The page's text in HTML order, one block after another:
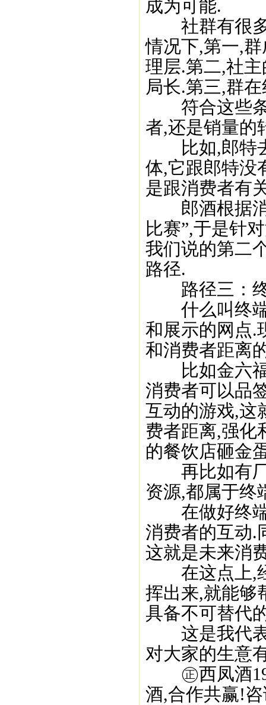
成为可能.
社群有很多
情况下,第一,
理层.第二,社
局长.第三,群
符合这些条
者,还是销量的
比如,郎特去
体,它跟郎特没
是跟消费者有
郎酒根据消
比赛”,于是针
我们说的第二
路径.
路径三：终
什么叫终端
和展示的网点.
和消费者距离
比如金六福
消费者可以品
互动的游戏,这
费者距离,强化
的餐饮店砸金
再比如有厂
资源,都属于终
在做好终端
消费者的互动.
这就是未来消
在这点上,经
挥出来,就能够
具备不可替代
这是我代表
对大家的生意
㊣西凤酒
酒,合作共赢!咨